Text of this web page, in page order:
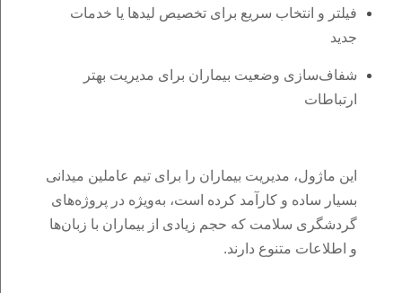
فیلتر و انتخاب سریع برای تخصیص لیدها یا خدمات
جدید
شفاف‌سازی وضعیت بیماران برای مدیریت بهتر
ارتباطات
این ماژول، مدیریت بیماران را برای تیم عاملین میدانی
بسیار ساده و کارآمد کرده است، به‌ویژه در پروژه‌های
گردشگری سلامت که حجم زیادی از بیماران با زبان‌ها
و اطلاعات متنوع دارند.